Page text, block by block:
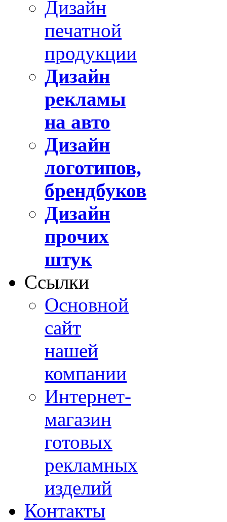
Дизайн
печатной
продукции
Дизайн
рекламы
на авто
Дизайн
логотипов,
брендбуков
Дизайн
прочих
штук
Ссылки
Основной
сайт
нашей
компании
Интернет-
магазин
готовых
рекламных
изделий
Контакты